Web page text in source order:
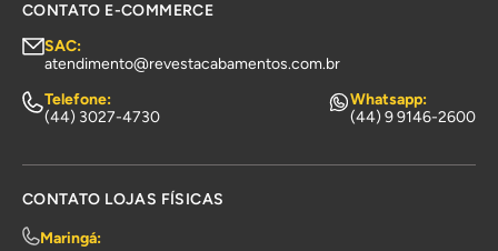
CONTATO E-COMMERCE
SAC:
atendimento@revestacabamentos.com.br
Telefone:
(44) 3027-4730
Whatsapp:
(44) 9 9146-2600
CONTATO LOJAS FÍSICAS
Maringá: